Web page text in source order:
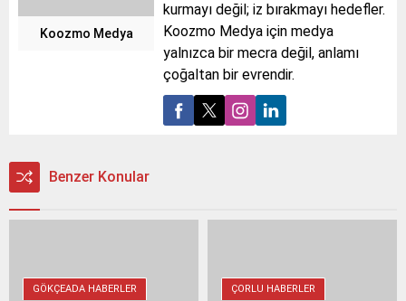
Koozmo Medya
kurmayı değil; iz bırakmayı hedefler.
Koozmo Medya için medya
yalnızca bir mecra değil, anlamı
çoğaltan bir evrendir.
Benzer Konular
GÖKÇEADA HABERLER ÇORLU HABERLER